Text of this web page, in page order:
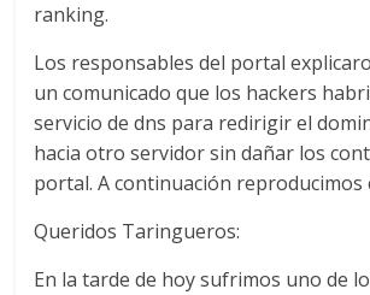
ranking.
Los responsables del portal
un comunicado que los hackers
servicio de dns para redirigir el
hacia otro servidor sin dañar los
portal. A continuación reproducimos
Queridos Taringueros:
En la tarde de hoy sufrimos uno de